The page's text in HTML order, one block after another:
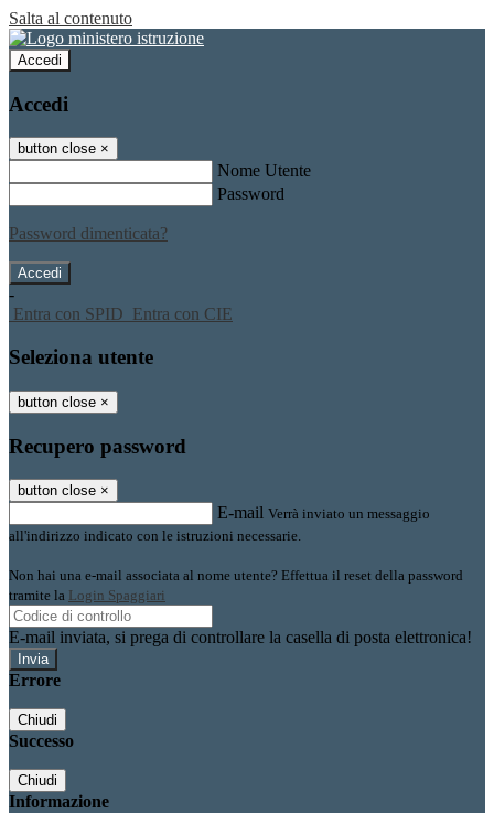
Salta al contenuto
Accedi
Accedi
button close ×
Nome Utente
Password
Password dimenticata?
-
Entra con SPID Entra con CIE
Seleziona utente
button close ×
Recupero password
button close ×
E-mail Verrà inviato un messaggio
all'indirizzo indicato con le istruzioni necessarie.
Non hai una e-mail associata al nome utente? Effettua il reset della password
tramite la Login Spaggiari
E-mail inviata, si prega di controllare la casella di posta elettronica!
Errore
Chiudi
Successo
Chiudi
Informazione